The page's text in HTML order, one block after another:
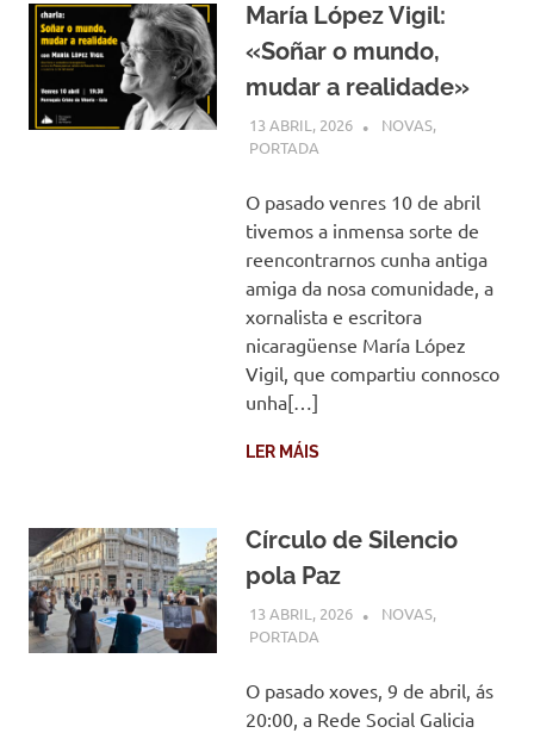
María López Vigil:
«Soñar o mundo,
mudar a realidade»
13 ABRIL, 2026 COMUNIDADE
NOVAS,
PORTADA
O pasado venres 10 de abril
tivemos a inmensa sorte de
reencontrarnos cunha antiga
amiga da nosa comunidade, a
xornalista e escritora
nicaragüense María López
Vigil, que compartiu connosco
unha[…]
LER MÁIS
Círculo de Silencio
pola Paz
13 ABRIL, 2026 COMUNIDADE
NOVAS,
PORTADA
O pasado xoves, 9 de abril, ás
20:00, a Rede Social Galicia